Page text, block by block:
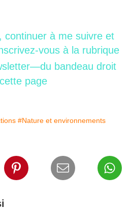
continuer à me suivre et
vous à la rubrique
du bandeau droit
page
#Nature et environnements